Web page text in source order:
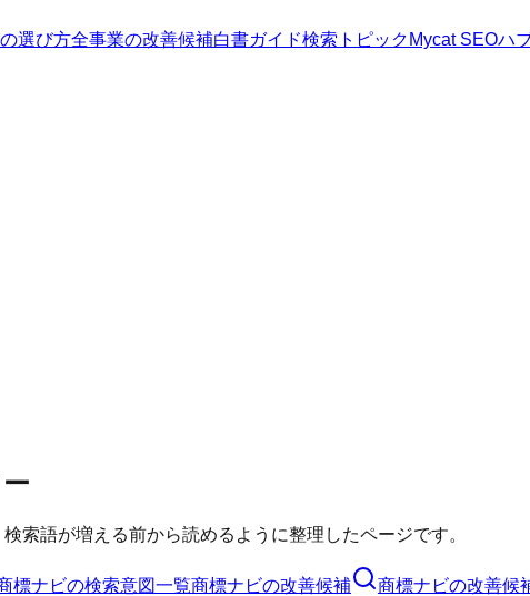
選び方全事業の改善候補白書ガイド検索トピック Mycat SEOハ
索語が増える前から読めるように整理したページです。
標ナビの検索意図一覧商標ナビの改善候補 商標ナビの改善候